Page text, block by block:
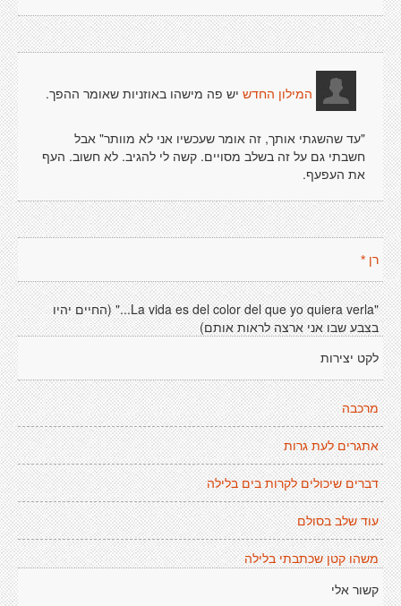
המילון החדש יש פה מישהו באוזניות שאומר ההפך.
"עד שהשגתי אותך, זה אומר שעכשיו אני לא מוותר" אבל
חשבתי גם על זה בשלב מסויים. קשה לי להגיב. לא חשוב. העף
את העפעף.
רן *
"La vida es del color del que yo quiera verla..." (החיים יהיו
בצבע שבו אני ארצה לראות אותם)
לקט יצירות
מרכבה
אתגרים לעת גרות
דברים שיכולים לקרות בים בלילה
עוד שלב בסולם
משהו קטן שכתבתי בלילה
קשור אלי